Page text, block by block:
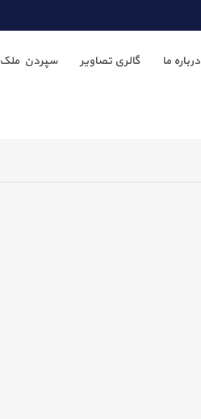
درباره ما گالری تصاویر سپردن ملک